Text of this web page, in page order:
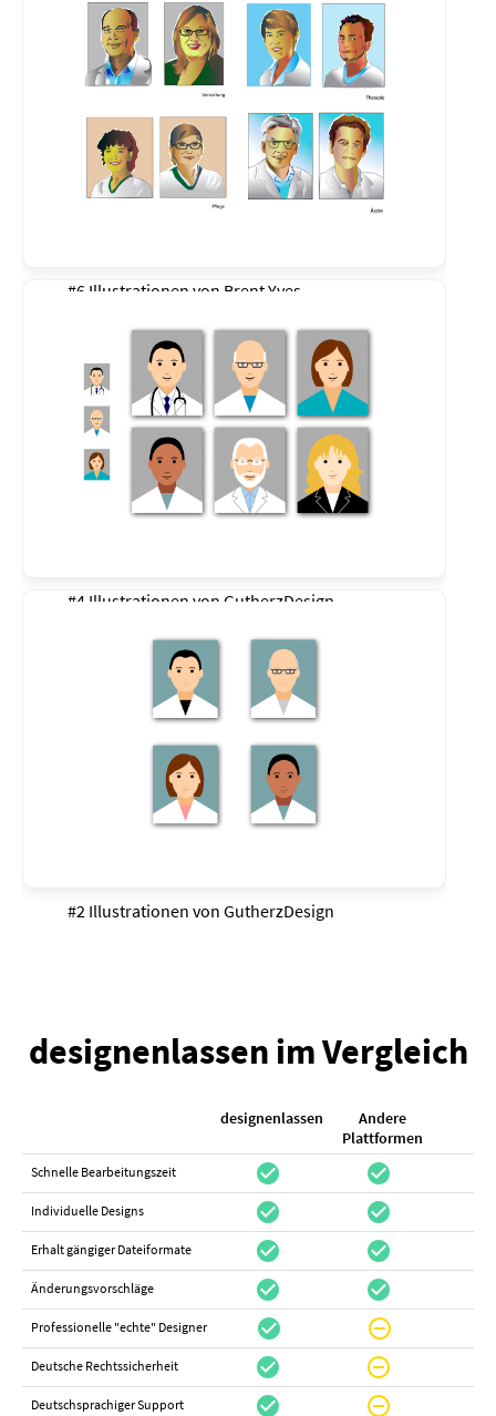
#6 Illustrationen von Brent Yves
#4 Illustrationen von GutherzDesign
#2 Illustrationen von GutherzDesign
designenlassen im Vergleich
designenlassen
Andere
Plattformen
Schnelle Bearbeitungszeit check_circle check_circle
Individuelle Designs check_circle check_circle
Erhalt gängiger Dateiformate check_circle check_circle
Änderungsvorschläge check_circle check_circle
Professionelle "echte" Designer check_circle do_not_disturb_on
Deutsche Rechtssicherheit check_circle do_not_disturb_on
Deutschsprachiger Support check_circle do_not_disturb_on